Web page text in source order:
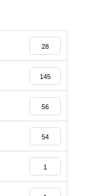
28
145
56
54
1